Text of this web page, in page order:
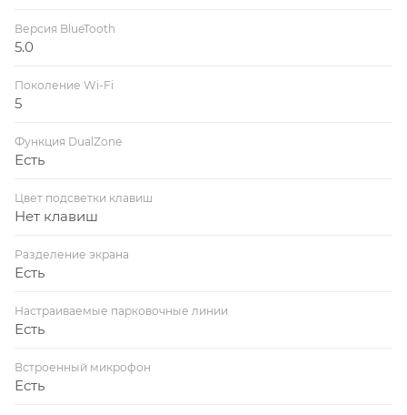
Версия BlueTooth
5.0
Поколение Wi-Fi
5
Функция DualZone
Есть
Цвет подсветки клавиш
Нет клавиш
Разделение экрана
Есть
Настраиваемые парковочные линии
Есть
Встроенный микрофон
Есть